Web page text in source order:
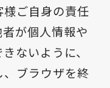
ご自身の責任
が個人情報や
ないように、
ブラウザを終